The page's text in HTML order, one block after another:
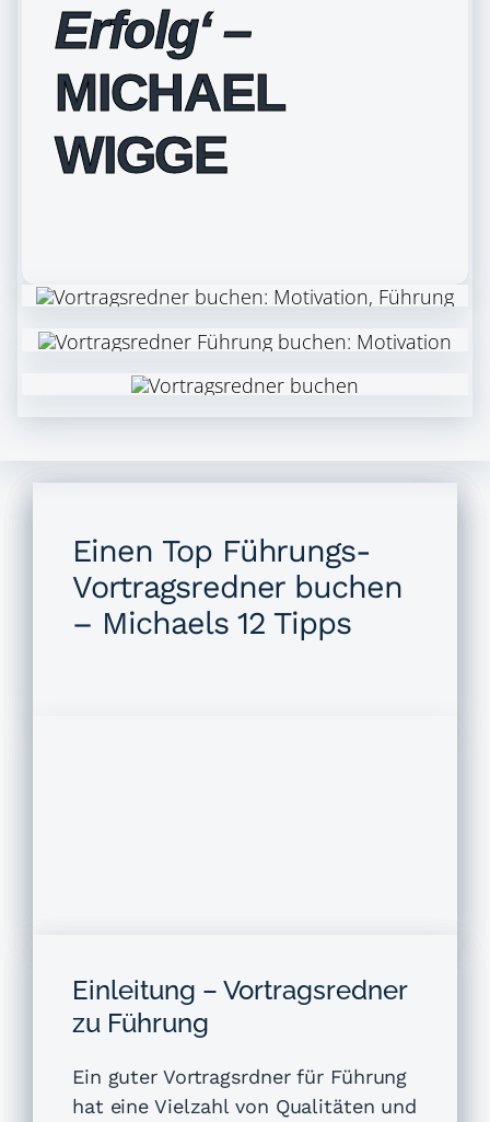
Erfolg‘ –
MICHAEL
WIGGE
Einen Top Führungs-
Vortragsredner buchen
– Michaels 12 Tipps
Einleitung – Vortragsredner
zu Führung
Ein guter Vortragsrdner für Führung
hat eine Vielzahl von Qualitäten und